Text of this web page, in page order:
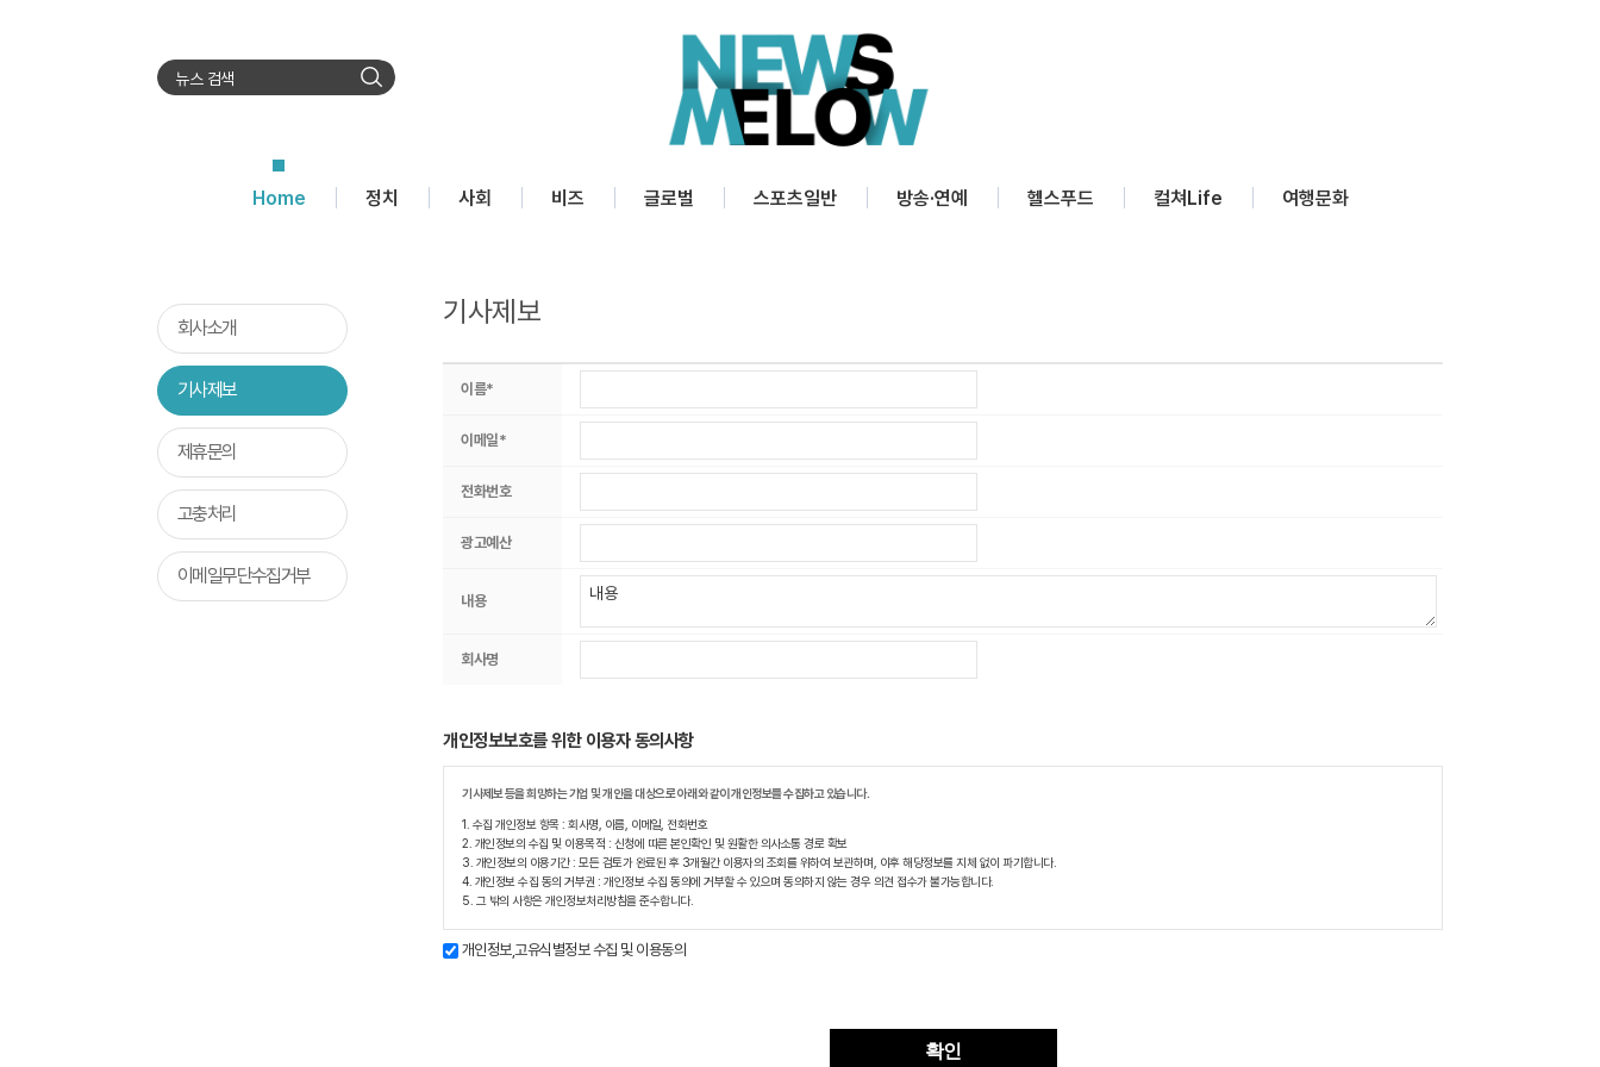
검
Home 정치 사회 비즈 글로벌 스포츠일반 방송·연예 헬스푸드 컬쳐Life 여행문화
회사소개
기사제보
제휴문의
고충처리
이메일무단수집거부
기사제보
이름*
이메일*
전화번호
광고예산
내용
회사명
개인정보보호를 위한 이용자 동의사항
기사제보 등을 희망하는 기업 및 개인을 대상으로 아래와 같이 개인정보를 수집하고 있습니다.
1. 수집 개인정보 항목 : 회사명, 이름, 이메일, 전화번호
2. 개인정보의 수집 및 이용목적 : 신청에 따른 본인확인 및 원활한 의사소통 경로 확보
3. 개인정보의 이용기간 : 모든 검토가 완료된 후 3개월간 이용자의 조회를 위하여 보관하며, 이후 해당정보를 지체 없이 파기합니다.
4. 개인정보 수집 동의 거부권 : 개인정보 수집 동의에 거부할 수 있으며 동의하지 않는 경우 의견 접수가 불가능합니다.
5. 그 밖의 사항은 개인정보처리방침을 준수합니다.
개인정보,고유식별정보 수집 및 이용동의
확인